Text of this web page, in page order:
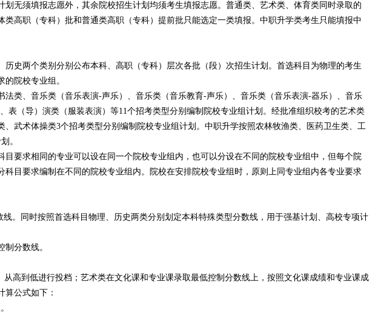
须填报志愿外，其余院校招生计划均须考生填报志愿。普通类、艺术类、体育类同时录取的
高职（专科）批和普通类高职（专科）提前批只能选定一类填报。中职升学类考生只能填报中
两个类别分别公布本科、高职（专科）层次各批（段）次招生计划。首选科目为物理的考生
院校专业组。
、音乐类（音乐表演-声乐）、音乐类（音乐教育-声乐）、音乐类（音乐表演-器乐）、音乐
（导）演类（服装表演）等11个招考类型分别编制院校专业组计划。经批准组织校考的艺术类
武术体操类3个招考类型分别编制院校专业组计划。中职升学按照农林牧渔类、医药卫生类、工
。
求相同的专业可以设在同一个院校专业组内，也可以分设在不同的院校专业组中，但每个院
目要求编制在不同的院校专业组内。院校在安排院校专业组时，原则上同专业组内各专业要求
同时按照首选科目物理、历史两类分别划定本科特殊类型分数线，用于强基计划、高校专项计
分数线。
到低进行投档；艺术类在文化课和专业课录取最低控制分数线上，按照文化课成绩和专业课成
公式如下：